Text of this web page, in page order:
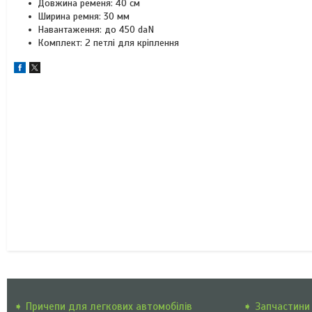
Довжина ременя: 40 см
Ширина ремня: 30 мм
Навантаження: до 450 daN
Комплект: 2 петлі для кріплення
➧ Причепи для легкових автомобілів ➧ Запчастини